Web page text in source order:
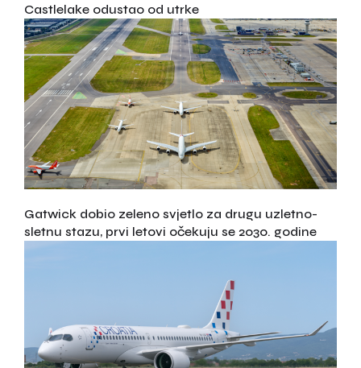
Castlelake odustao od utrke
Gatwick dobio zeleno svjetlo za drugu uzletno-
sletnu stazu, prvi letovi očekuju se 2030. godine